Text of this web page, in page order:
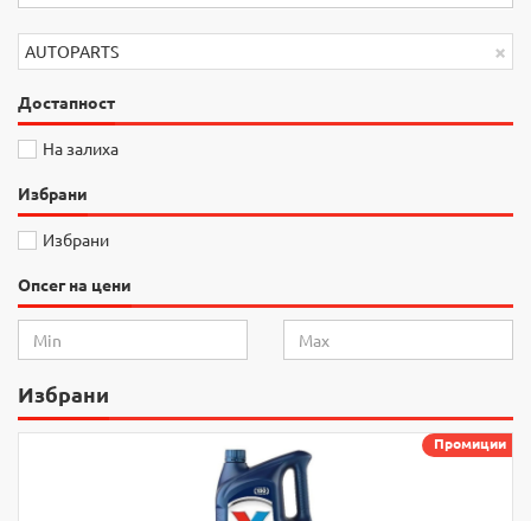
×
AUTOPARTS
Достапност
На залиха
Избрани
Избрани
Опсег на цени
Избрани
Промиции